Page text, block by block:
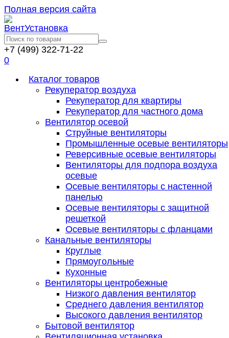
Полная версия сайта
+7 (499) 322-71-22
0
Каталог товаров
Рекуператор воздуха
Рекуператор для квартиры
Рекуператор для частного дома
Вентилятор осевой
Струйные вентиляторы
Промышленные осевые вентиляторы
Реверсивные осевые вентиляторы
Вентиляторы для подпора воздуха
осевые
Осевые вентиляторы с настенной
панелью
Осевые вентиляторы с защитной
решеткой
Осевые вентиляторы с фланцами
Канальные вентиляторы
Круглые
Прямоугольные
Кухонные
Вентиляторы центробежные
Низкого давления вентилятор
Среднего давления вентилятор
Высокого давления вентилятор
Бытовой вентилятор